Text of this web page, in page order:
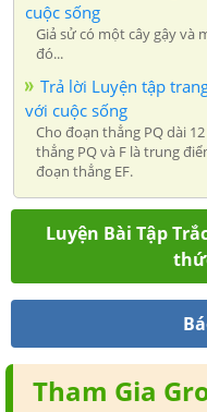
cuộc sống
Giả sử có một cây gậy và
đó...
Trả lời Luyện tập
với cuộc sống
Cho đoạn thẳng PQ dài
thẳng PQ và F là trung
đoạn thẳng EF.
Luyện Bài Tập
Tham Gia